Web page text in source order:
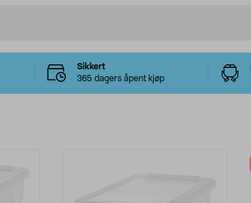
Sikkert
365 dagers åpent kjøp